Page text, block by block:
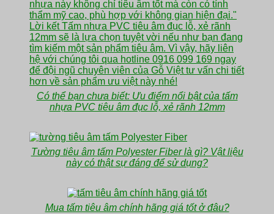
Có thể bạn chưa biết: Ưu điểm nổi bật của tấm
nhựa PVC tiêu âm đục lỗ, xẻ rãnh 12mm
Tường tiêu âm tấm Polyester Fiber là gì? Vật liệu
này có thật sự đáng để sử dụng?
Mua tấm tiêu âm chính hãng giá tốt ở đâu?